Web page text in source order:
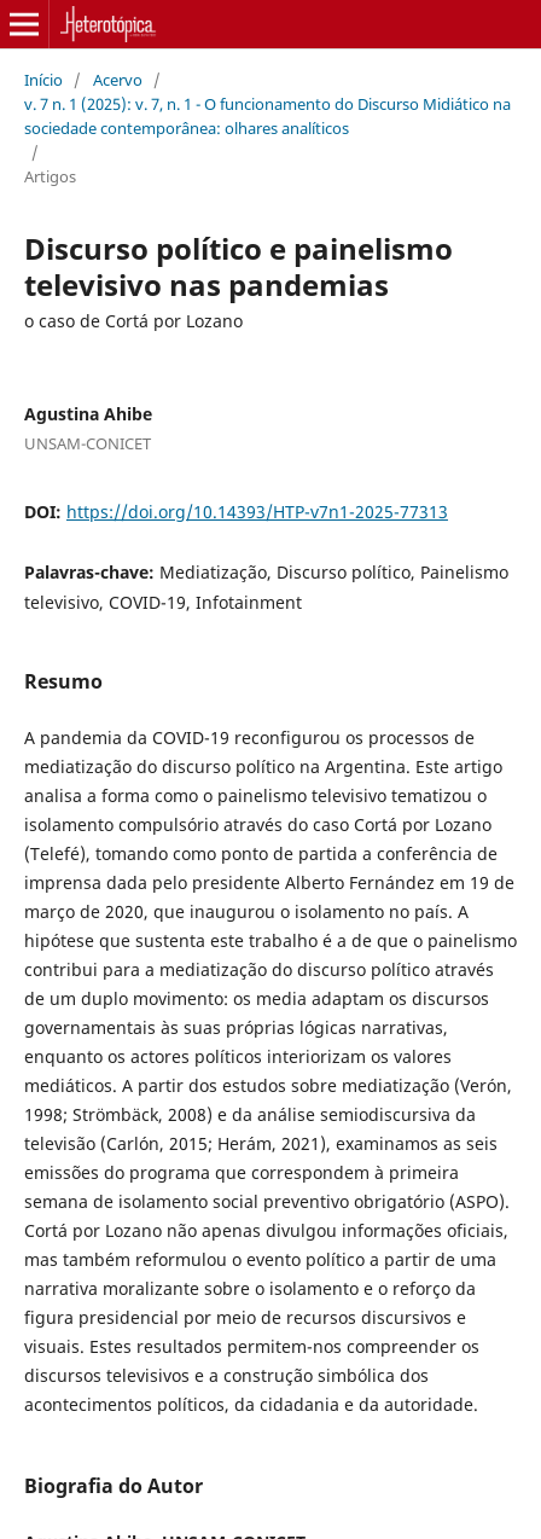
Início / Acervo /
v. 7 n. 1 (2025): v. 7, n. 1 - O funcionamento do Discurso Midiático na
sociedade contemporânea: olhares analíticos
/
Artigos
Discurso político e painelismo
televisivo nas pandemias
o caso de Cortá por Lozano
Agustina Ahibe
UNSAM-CONICET
DOI: https://doi.org/10.14393/HTP-v7n1-2025-77313
Palavras-chave: Mediatização, Discurso político, Painelismo
televisivo, COVID-19, Infotainment
Resumo
A pandemia da COVID-19 reconfigurou os processos de
mediatização do discurso político na Argentina. Este artigo
analisa a forma como o painelismo televisivo tematizou o
isolamento compulsório através do caso Cortá por Lozano
(Telefé), tomando como ponto de partida a conferência de
imprensa dada pelo presidente Alberto Fernández em 19 de
março de 2020, que inaugurou o isolamento no país. A
hipótese que sustenta este trabalho é a de que o painelismo
contribui para a mediatização do discurso político através
de um duplo movimento: os media adaptam os discursos
governamentais às suas próprias lógicas narrativas,
enquanto os actores políticos interiorizam os valores
mediáticos. A partir dos estudos sobre mediatização (Verón,
1998; Strömbäck, 2008) e da análise semiodiscursiva da
televisão (Carlón, 2015; Herám, 2021), examinamos as seis
emissões do programa que correspondem à primeira
semana de isolamento social preventivo obrigatório (ASPO).
Cortá por Lozano não apenas divulgou informações oficiais,
mas também reformulou o evento político a partir de uma
narrativa moralizante sobre o isolamento e o reforço da
figura presidencial por meio de recursos discursivos e
visuais. Estes resultados permitem-nos compreender os
discursos televisivos e a construção simbólica dos
acontecimentos políticos, da cidadania e da autoridade.
Biografia do Autor